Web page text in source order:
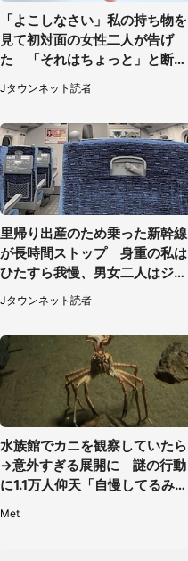
「よこしなさい」私の持ち物を
見て初対面の女性二人が告げ
た 「それはちょっと」と断っ
たわけ（東京都・40代女性）
Jタウンネット読者
里帰り出産のため乗った新幹線
が長時間ストップ 身重の私は
ひたすら我慢、男女二人はジュ
ースを買ってきて（50代女性）
Jタウンネット読者
水族館でカニを観察していたら
→意外すぎる展開に 謎の行動
に1.1万人仰天「自慢してるみた
Met